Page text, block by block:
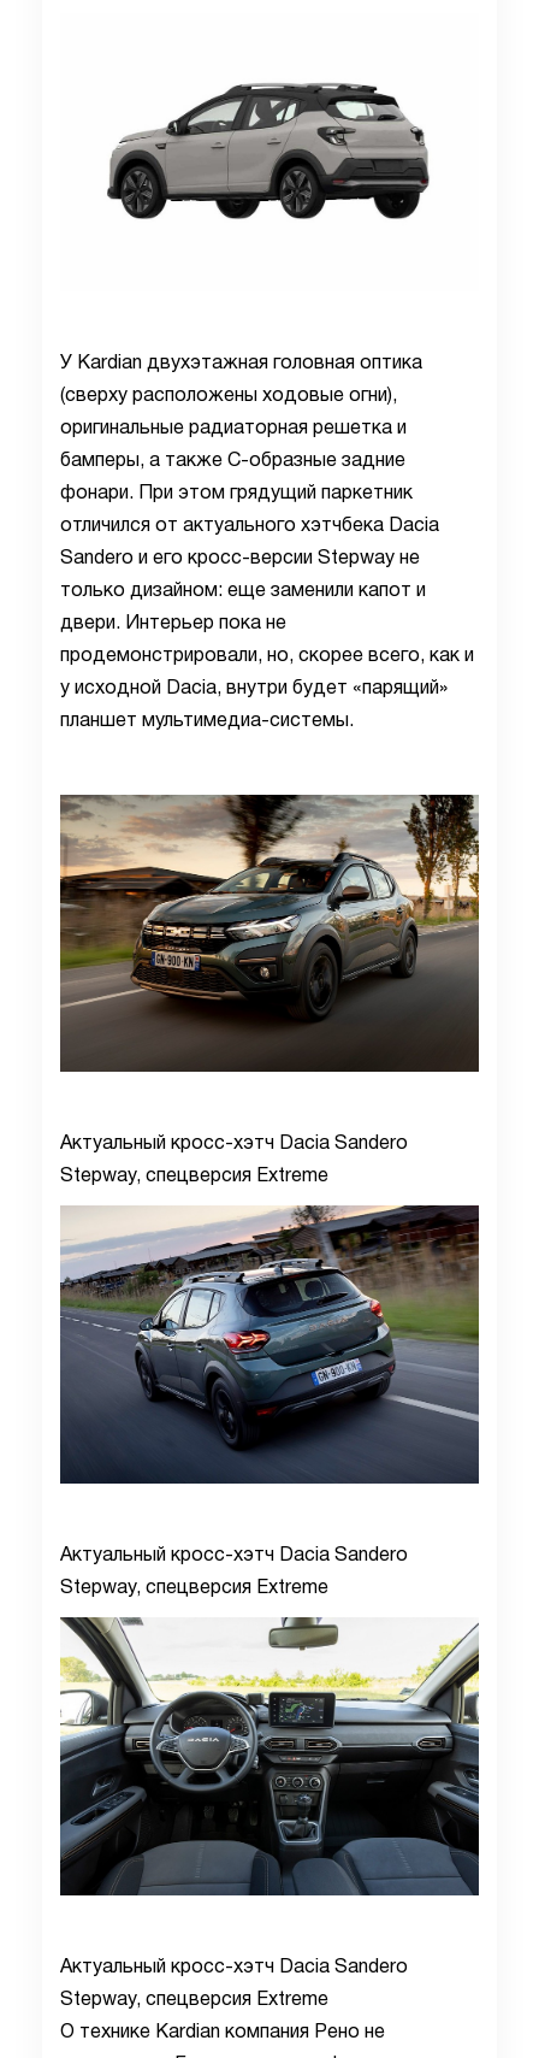
У Kardian двухэтажная головная оптика
(сверху расположены ходовые огни),
оригинальные радиаторная решетка и
бамперы, а также С-образные задние
фонари. При этом грядущий паркетник
отличился от актуального хэтчбека Dacia
Sandero и его кросс-версии Stepway не
только дизайном: еще заменили капот и
двери. Интерьер пока не
продемонстрировали, но, скорее всего, как и
у исходной Dacia, внутри будет «парящий»
планшет мультимедиа-системы.
Актуальный кросс-хэтч Dacia Sandero
Stepway, спецверсия Extreme
Актуальный кросс-хэтч Dacia Sandero
Stepway, спецверсия Extreme
Актуальный кросс-хэтч Dacia Sandero
Stepway, спецверсия Extreme
О технике Kardian компания Рено не